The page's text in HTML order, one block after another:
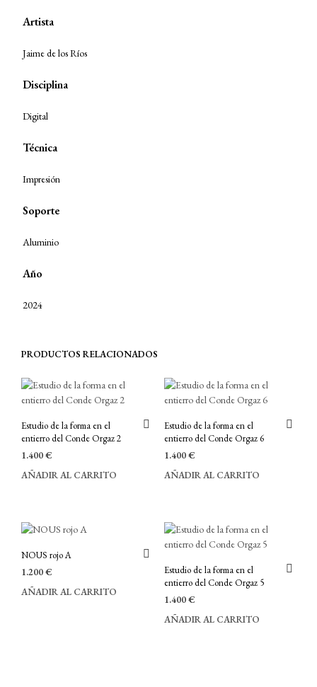
Artista
Jaime de los Ríos
Disciplina
Digital
Técnica
Impresión
Soporte
Aluminio
Año
2024
PRODUCTOS RELACIONADOS
Estudio de la forma en el
entierro del Conde Orgaz 2
1.400€
AÑADIR AL CARRITO
Estudio de la forma en el
entierro del Conde Orgaz 6
1.400€
AÑADIR AL CARRITO
NOUS rojo A
1.200€
AÑADIR AL CARRITO
Estudio de la forma en el
entierro del Conde Orgaz 5
1.400€
AÑADIR AL CARRITO